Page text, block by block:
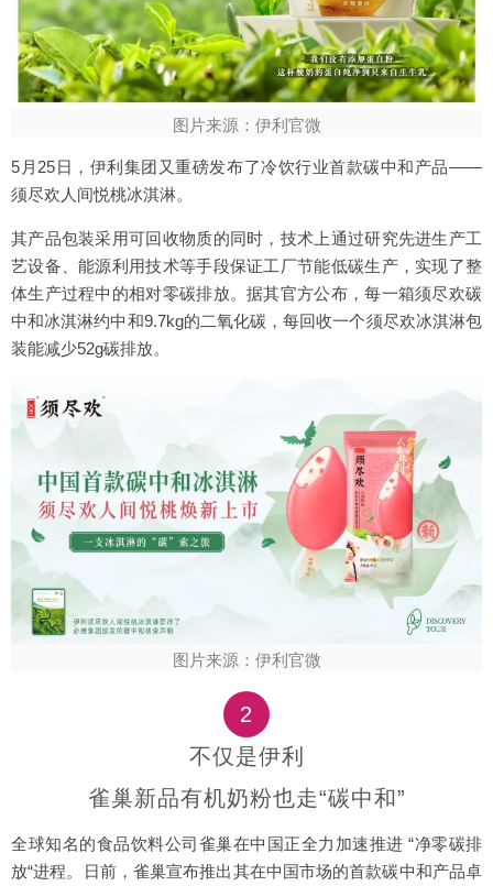
图片来源：伊利官微
5月25日，伊利集团又重磅发布了冷饮行业首款碳中和产品——
须尽欢人间悦桃冰淇淋。
其产品包装采用可回收物质的同时，技术上通过研究先进生产工
艺设备、能源利用技术等手段保证工厂节能低碳生产，实现了整
体生产过程中的相对零碳排放。据其官方公布，每一箱须尽欢碳
中和冰淇淋约中和9.7kg的二氧化碳，每回收一个须尽欢冰淇淋包
装能减少52g碳排放。
图片来源：伊利官微
2
不仅是伊利
雀巢新品有机奶粉也走“碳中和”
全球知名的食品饮料公司雀巢在中国正全力加速推进 “净零碳排
放“进程。日前，雀巢宣布推出其在中国市场的首款碳中和产品卓